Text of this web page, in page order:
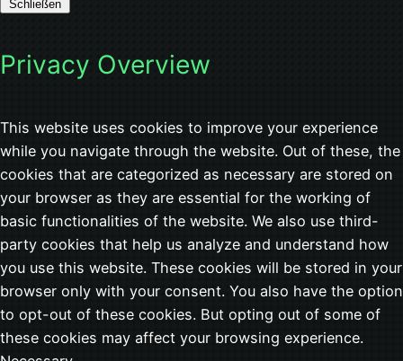
Schließen
Privacy Overview
This website uses cookies to improve your experience
while you navigate through the website. Out of these, the
cookies that are categorized as necessary are stored on
your browser as they are essential for the working of
basic functionalities of the website. We also use third-
party cookies that help us analyze and understand how
you use this website. These cookies will be stored in your
browser only with your consent. You also have the option
to opt-out of these cookies. But opting out of some of
these cookies may affect your browsing experience.